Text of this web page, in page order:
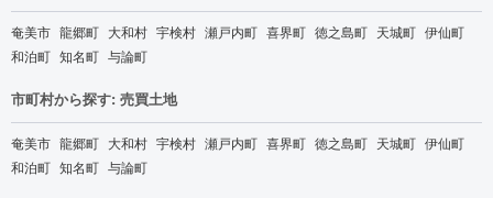
奄美市 龍郷町 大和村 宇検村 瀬戸内町 喜界町 徳之島町 天城町 伊仙町
和泊町 知名町 与論町
市町村から探す: 売買土地
奄美市 龍郷町 大和村 宇検村 瀬戸内町 喜界町 徳之島町 天城町 伊仙町
和泊町 知名町 与論町